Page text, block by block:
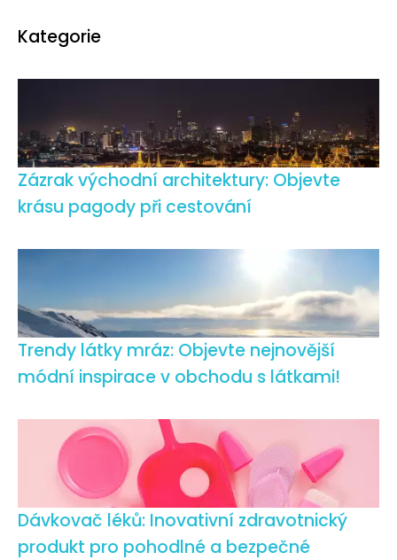
Kategorie
Zázrak východní architektury: Objevte
krásu pagody při cestování
Trendy látky mráz: Objevte nejnovější
módní inspirace v obchodu s látkami!
Dávkovač léků: Inovativní zdravotnický
produkt pro pohodlné a bezpečné